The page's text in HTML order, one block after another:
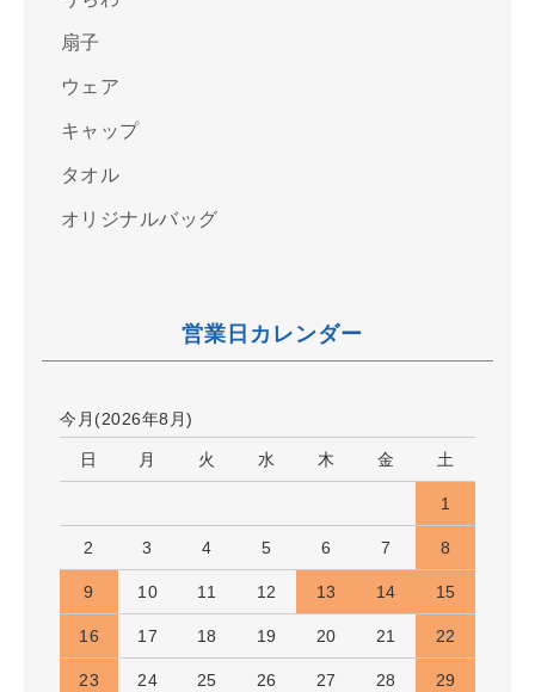
扇子
ウェア
キャップ
タオル
オリジナルバッグ
営業日カレンダー
今月(2026年8月)
日 月 火 水 木 金 土
1
2 3 4 5 6 7 8
9 10 11 12 13 14 15
16 17 18 19 20 21 22
23 24 25 26 27 28 29